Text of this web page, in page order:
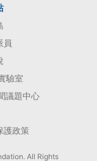
員
驗室
議題中心
護政策
All Rights